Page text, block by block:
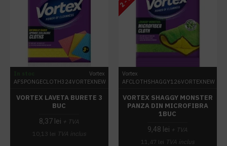
Vortex
AFSPONGECLOTH324VORTEXNEW
VORTEX LAVETA BURETE 3
BUC
8,37 lei + TVA
10,13 lei TVA inclus
Vortex
AFCLOTHSHAGGY126VORTEXNEW
VORTEX SHAGGY MONSTER
PANZA DIN MICROFIBRA
1BUC
9,48 lei + TVA
11,47 lei TVA inclus